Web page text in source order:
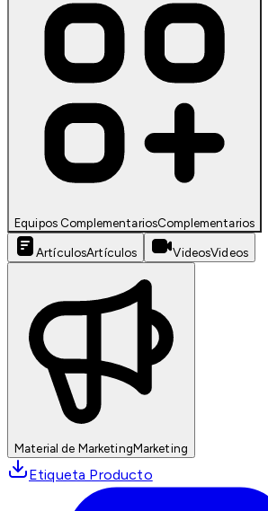
Equipos ComplementariosComplementarios
ArtículosArtículos VideosVideos
Material de MarketingMarketing
Etiqueta Producto